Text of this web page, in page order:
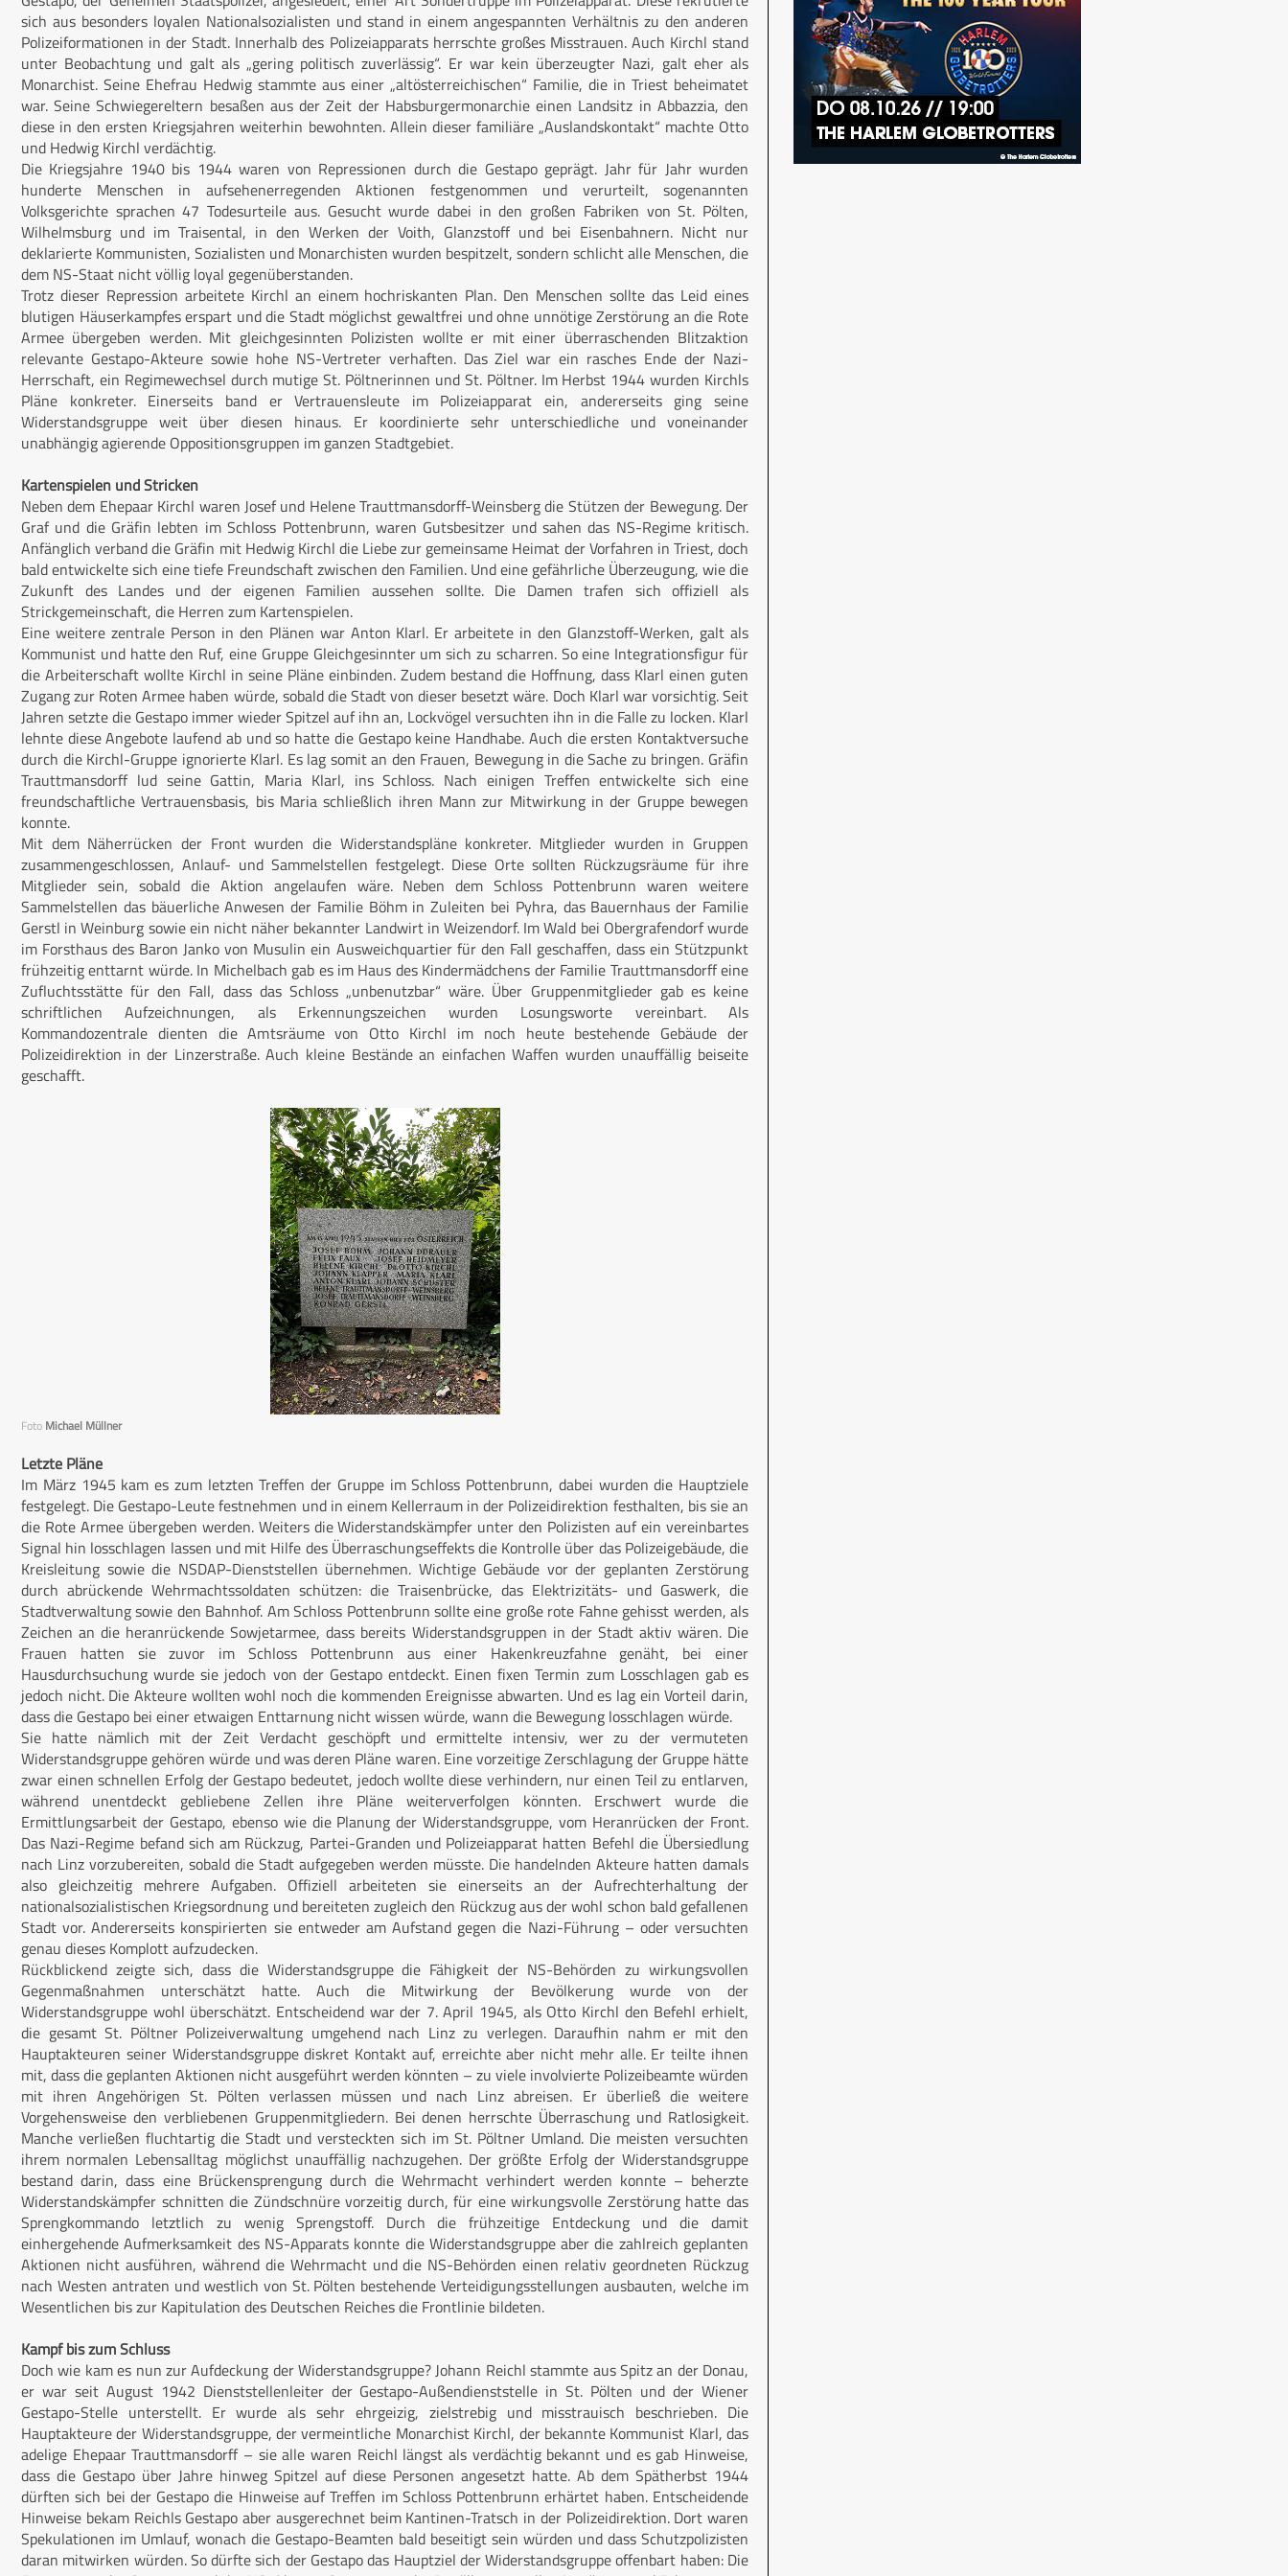
sich aus besonders loyalen Nationalsozialisten und stand in einem angespannten Verhältnis zu den anderen
Polizeiformationen in der Stadt. Innerhalb des Polizeiapparats herrschte großes Misstrauen. Auch Kirchl stand
unter Beobachtung und galt als „gering politisch zuverlässig“. Er war kein überzeugter Nazi, galt eher als
Monarchist. Seine Ehefrau Hedwig stammte aus einer „altösterreichischen“ Familie, die in Triest beheimatet
war. Seine Schwiegereltern besaßen aus der Zeit der Habsburgermonarchie einen Landsitz in Abbazzia, den
diese in den ersten Kriegsjahren weiterhin bewohnten. Allein dieser familiäre „Auslandskontakt“ machte Otto
und Hedwig Kirchl verdächtig.
Die Kriegsjahre 1940 bis 1944 waren von Repressionen durch die Gestapo geprägt. Jahr für Jahr wurden
hunderte Menschen in aufsehenerregenden Aktionen festgenommen und verurteilt, sogenannten
Volksgerichte sprachen 47 Todesurteile aus. Gesucht wurde dabei in den großen Fabriken von St. Pölten,
Wilhelmsburg und im Traisental, in den Werken der Voith, Glanzstoff und bei Eisenbahnern. Nicht nur
deklarierte Kommunisten, Sozialisten und Monarchisten wurden bespitzelt, sondern schlicht alle Menschen, die
dem NS-Staat nicht völlig loyal gegenüberstanden.
Trotz dieser Repression arbeitete Kirchl an einem hochriskanten Plan. Den Menschen sollte das Leid eines
blutigen Häuserkampfes erspart und die Stadt möglichst gewaltfrei und ohne unnötige Zerstörung an die Rote
Armee übergeben werden. Mit gleichgesinnten Polizisten wollte er mit einer überraschenden Blitzaktion
relevante Gestapo-Akteure sowie hohe NS-Vertreter verhaften. Das Ziel war ein rasches Ende der Nazi-
Herrschaft, ein Regimewechsel durch mutige St. Pöltnerinnen und St. Pöltner. Im Herbst 1944 wurden Kirchls
Pläne konkreter. Einerseits band er Vertrauensleute im Polizeiapparat ein, andererseits ging seine
Widerstandsgruppe weit über diesen hinaus. Er koordinierte sehr unterschiedliche und voneinander
unabhängig agierende Oppositionsgruppen im ganzen Stadtgebiet.
Kartenspielen und Stricken
Neben dem Ehepaar Kirchl waren Josef und Helene Trauttmansdorff-Weinsberg die Stützen der Bewegung. Der
Graf und die Gräfin lebten im Schloss Pottenbrunn, waren Gutsbesitzer und sahen das NS-Regime kritisch.
Anfänglich verband die Gräfin mit Hedwig Kirchl die Liebe zur gemeinsame Heimat der Vorfahren in Triest, doch
bald entwickelte sich eine tiefe Freundschaft zwischen den Familien. Und eine gefährliche Überzeugung, wie die
Zukunft des Landes und der eigenen Familien aussehen sollte. Die Damen trafen sich offiziell als
Strickgemeinschaft, die Herren zum Kartenspielen.
Eine weitere zentrale Person in den Plänen war Anton Klarl. Er arbeitete in den Glanzstoff-Werken, galt als
Kommunist und hatte den Ruf, eine Gruppe Gleichgesinnter um sich zu scharren. So eine Integrationsfigur für
die Arbeiterschaft wollte Kirchl in seine Pläne einbinden. Zudem bestand die Hoffnung, dass Klarl einen guten
Zugang zur Roten Armee haben würde, sobald die Stadt von dieser besetzt wäre. Doch Klarl war vorsichtig. Seit
Jahren setzte die Gestapo immer wieder Spitzel auf ihn an, Lockvögel versuchten ihn in die Falle zu locken. Klarl
lehnte diese Angebote laufend ab und so hatte die Gestapo keine Handhabe. Auch die ersten Kontaktversuche
durch die Kirchl-Gruppe ignorierte Klarl. Es lag somit an den Frauen, Bewegung in die Sache zu bringen. Gräfin
Trauttmansdorff lud seine Gattin, Maria Klarl, ins Schloss. Nach einigen Treffen entwickelte sich eine
freundschaftliche Vertrauensbasis, bis Maria schließlich ihren Mann zur Mitwirkung in der Gruppe bewegen
konnte.
Mit dem Näherrücken der Front wurden die Widerstandspläne konkreter. Mitglieder wurden in Gruppen
zusammengeschlossen, Anlauf- und Sammelstellen festgelegt. Diese Orte sollten Rückzugsräume für ihre
Mitglieder sein, sobald die Aktion angelaufen wäre. Neben dem Schloss Pottenbrunn waren weitere
Sammelstellen das bäuerliche Anwesen der Familie Böhm in Zuleiten bei Pyhra, das Bauernhaus der Familie
Gerstl in Weinburg sowie ein nicht näher bekannter Landwirt in Weizendorf. Im Wald bei Obergrafendorf wurde
im Forsthaus des Baron Janko von Musulin ein Ausweichquartier für den Fall geschaffen, dass ein Stützpunkt
frühzeitig enttarnt würde. In Michelbach gab es im Haus des Kindermädchens der Familie Trauttmansdorff eine
Zufluchtsstätte für den Fall, dass das Schloss „unbenutzbar“ wäre. Über Gruppenmitglieder gab es keine
schriftlichen Aufzeichnungen, als Erkennungszeichen wurden Losungsworte vereinbart. Als
Kommandozentrale dienten die Amtsräume von Otto Kirchl im noch heute bestehende Gebäude der
Polizeidirektion in der Linzerstraße. Auch kleine Bestände an einfachen Waffen wurden unauffällig beiseite
geschafft.
Foto Michael Müllner
Letzte Pläne
Im März 1945 kam es zum letzten Treffen der Gruppe im Schloss Pottenbrunn, dabei wurden die Hauptziele
festgelegt. Die Gestapo-Leute festnehmen und in einem Kellerraum in der Polizeidirektion festhalten, bis sie an
die Rote Armee übergeben werden. Weiters die Widerstandskämpfer unter den Polizisten auf ein vereinbartes
Signal hin losschlagen lassen und mit Hilfe des Überraschungseffekts die Kontrolle über das Polizeigebäude, die
Kreisleitung sowie die NSDAP-Dienststellen übernehmen. Wichtige Gebäude vor der geplanten Zerstörung
durch abrückende Wehrmachtssoldaten schützen: die Traisenbrücke, das Elektrizitäts- und Gaswerk, die
Stadtverwaltung sowie den Bahnhof. Am Schloss Pottenbrunn sollte eine große rote Fahne gehisst werden, als
Zeichen an die heranrückende Sowjetarmee, dass bereits Widerstandsgruppen in der Stadt aktiv wären. Die
Frauen hatten sie zuvor im Schloss Pottenbrunn aus einer Hakenkreuzfahne genäht, bei einer
Hausdurchsuchung wurde sie jedoch von der Gestapo entdeckt. Einen fixen Termin zum Losschlagen gab es
jedoch nicht. Die Akteure wollten wohl noch die kommenden Ereignisse abwarten. Und es lag ein Vorteil darin,
dass die Gestapo bei einer etwaigen Enttarnung nicht wissen würde, wann die Bewegung losschlagen würde.
Sie hatte nämlich mit der Zeit Verdacht geschöpft und ermittelte intensiv, wer zu der vermuteten
Widerstandsgruppe gehören würde und was deren Pläne waren. Eine vorzeitige Zerschlagung der Gruppe hätte
zwar einen schnellen Erfolg der Gestapo bedeutet, jedoch wollte diese verhindern, nur einen Teil zu entlarven,
während unentdeckt gebliebene Zellen ihre Pläne weiterverfolgen könnten. Erschwert wurde die
Ermittlungsarbeit der Gestapo, ebenso wie die Planung der Widerstandsgruppe, vom Heranrücken der Front.
Das Nazi-Regime befand sich am Rückzug, Partei-Granden und Polizeiapparat hatten Befehl die Übersiedlung
nach Linz vorzubereiten, sobald die Stadt aufgegeben werden müsste. Die handelnden Akteure hatten damals
also gleichzeitig mehrere Aufgaben. Offiziell arbeiteten sie einerseits an der Aufrechterhaltung der
nationalsozialistischen Kriegsordnung und bereiteten zugleich den Rückzug aus der wohl schon bald gefallenen
Stadt vor. Andererseits konspirierten sie entweder am Aufstand gegen die Nazi-Führung – oder versuchten
genau dieses Komplott aufzudecken.
Rückblickend zeigte sich, dass die Widerstandsgruppe die Fähigkeit der NS-Behörden zu wirkungsvollen
Gegenmaßnahmen unterschätzt hatte. Auch die Mitwirkung der Bevölkerung wurde von der
Widerstandsgruppe wohl überschätzt. Entscheidend war der 7. April 1945, als Otto Kirchl den Befehl erhielt,
die gesamt St. Pöltner Polizeiverwaltung umgehend nach Linz zu verlegen. Daraufhin nahm er mit den
Hauptakteuren seiner Widerstandsgruppe diskret Kontakt auf, erreichte aber nicht mehr alle. Er teilte ihnen
mit, dass die geplanten Aktionen nicht ausgeführt werden könnten – zu viele involvierte Polizeibeamte würden
mit ihren Angehörigen St. Pölten verlassen müssen und nach Linz abreisen. Er überließ die weitere
Vorgehensweise den verbliebenen Gruppenmitgliedern. Bei denen herrschte Überraschung und Ratlosigkeit.
Manche verließen fluchtartig die Stadt und versteckten sich im St. Pöltner Umland. Die meisten versuchten
ihrem normalen Lebensalltag möglichst unauffällig nachzugehen. Der größte Erfolg der Widerstandsgruppe
bestand darin, dass eine Brückensprengung durch die Wehrmacht verhindert werden konnte – beherzte
Widerstandskämpfer schnitten die Zündschnüre vorzeitig durch, für eine wirkungsvolle Zerstörung hatte das
Sprengkommando letztlich zu wenig Sprengstoff. Durch die frühzeitige Entdeckung und die damit
einhergehende Aufmerksamkeit des NS-Apparats konnte die Widerstandsgruppe aber die zahlreich geplanten
Aktionen nicht ausführen, während die Wehrmacht und die NS-Behörden einen relativ geordneten Rückzug
nach Westen antraten und westlich von St. Pölten bestehende Verteidigungsstellungen ausbauten, welche im
Wesentlichen bis zur Kapitulation des Deutschen Reiches die Frontlinie bildeten.
Kampf bis zum Schluss
Doch wie kam es nun zur Aufdeckung der Widerstandsgruppe? Johann Reichl stammte aus Spitz an der Donau,
er war seit August 1942 Dienststellenleiter der Gestapo-Außendienststelle in St. Pölten und der Wiener
Gestapo-Stelle unterstellt. Er wurde als sehr ehrgeizig, zielstrebig und misstrauisch beschrieben. Die
Hauptakteure der Widerstandsgruppe, der vermeintliche Monarchist Kirchl, der bekannte Kommunist Klarl, das
adelige Ehepaar Trauttmansdorff – sie alle waren Reichl längst als verdächtig bekannt und es gab Hinweise,
dass die Gestapo über Jahre hinweg Spitzel auf diese Personen angesetzt hatte. Ab dem Spätherbst 1944
dürften sich bei der Gestapo die Hinweise auf Treffen im Schloss Pottenbrunn erhärtet haben. Entscheidende
Hinweise bekam Reichls Gestapo aber ausgerechnet beim Kantinen-Tratsch in der Polizeidirektion. Dort waren
Spekulationen im Umlauf, wonach die Gestapo-Beamten bald beseitigt sein würden und dass Schutzpolizisten
daran mitwirken würden. So dürfte sich der Gestapo das Hauptziel der Widerstandsgruppe offenbart haben: Die